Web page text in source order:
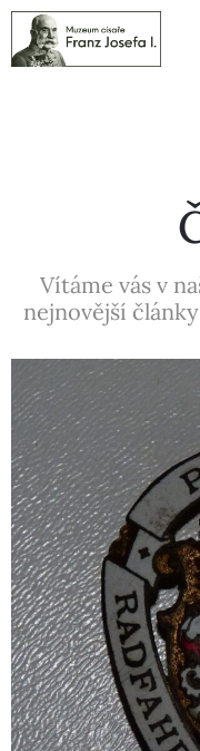
Vítáme vás v
nejnovější